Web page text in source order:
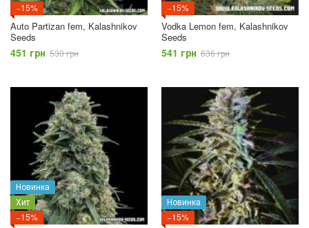
−15%
Auto Partizan fem, Kalashnikov
Seeds
451 грн 530 грн
−15%
Vodka Lemon fem, Kalashnikov
Seeds
541 грн 636 грн
Новинка
Хит
−15%
Новинка
−15%